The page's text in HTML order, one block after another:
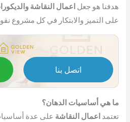
هدفنا هو جعلاعمال النقاشة
على التميز والابتكار في كل مشروع
اتصل بنا
ما هي أساسيات الدهان؟
تعتمد اعمال النقاشة على عدة